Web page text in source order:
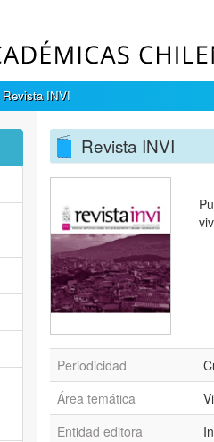
Revista INVI
Revista INVI
Periodicidad
Área temática
Entidad editora